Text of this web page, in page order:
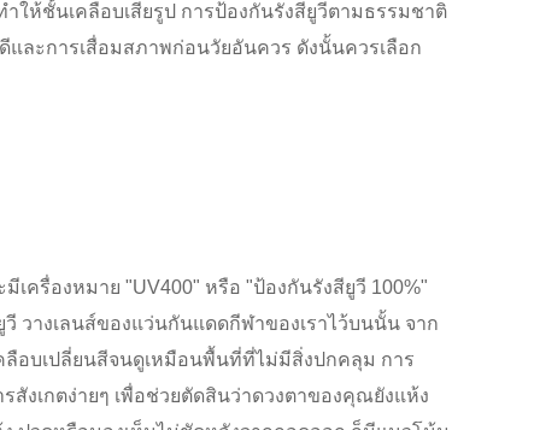
ห้ชั้นเคลือบเสียรูป การป้องกันรังสียูวีตามธรรมชาติ
ละการเสื่อมสภาพก่อนวัยอันควร ดังนั้นควรเลือก
ครื่องหมาย "UV400" หรือ "ป้องกันรังสียูวี 100%"
วางเลนส์ของแว่นกันแดดกีฬาของเราไว้บนนั้น จาก
อบเปลี่ยนสีจนดูเหมือนพื้นที่ที่ไม่มีสิ่งปกคลุม การ
งเกตง่ายๆ เพื่อช่วยตัดสินว่าดวงตาของคุณยังแห้ง